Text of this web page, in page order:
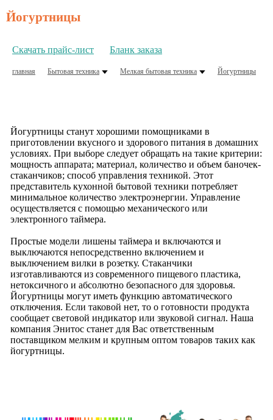
Йогуртницы
Скачать прайс-лист Бланк заказа
главная Бытовая техника Мелкая бытовая техника Йогуртницы
Йогуртницы станут хорошими помощниками в
приготовлении вкусного и здорового питания в домашних
условиях. При выборе следует обращать на такие критерии:
мощность аппарата; материал, количество и объем баночек-
стаканчиков; способ управления техникой. Этот
представитель кухонной бытовой техники потребляет
минимальное количество электроэнергии. Управление
осуществляется с помощью механического или
электронного таймера.
Простые модели лишены таймера и включаются и
выключаются непосредственно включением и
выключением вилки в розетку. Стаканчики
изготавливаются из современного пищевого пластика,
нетоксичного и абсолютно безопасного для здоровья.
Йогуртницы могут иметь функцию автоматического
отключения. Если таковой нет, то о готовности продукта
сообщает световой индикатор или звуковой сигнал. Наша
компания Энитос станет для Вас ответственным
поставщиком мелким и крупным оптом товаров таких как
йогуртницы.